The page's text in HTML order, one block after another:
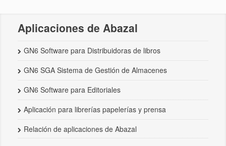
Aplicaciones de Abazal
GN6 Software para Distribuidoras de libros
GN6 SGA Sistema de Gestión de Almacenes
GN6 Software para Editoriales
Aplicación para librerías papelerías y prensa
Relación de aplicaciones de Abazal